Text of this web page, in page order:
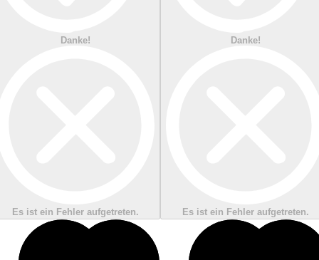
Danke!
Es ist ein Fehler aufgetreten.
Danke!
Es ist ein Fehler aufgetreten.